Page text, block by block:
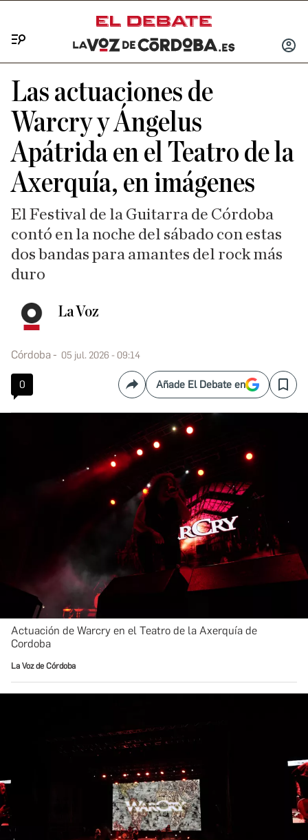
INICIAR
Las actuaciones de
Warcry y Ángelus
Apátrida en el Teatro de la
Axerquía, en imágenes
El Festival de la Guitarra de Córdoba
contó en la noche del sábado con estas
dos bandas para amantes del rock más
duro
La Voz
Córdoba 05 jul. 2026 - 09:14
0 CompartirAñade El Debate en Save
Actuación de Warcry en el Teatro de la Axerquía de
Cordoba
La Voz de Córdoba